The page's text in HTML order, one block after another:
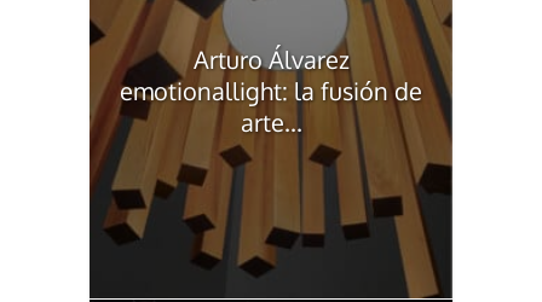
Arturo Álvarez
emotionallight: la fusión de
arte...